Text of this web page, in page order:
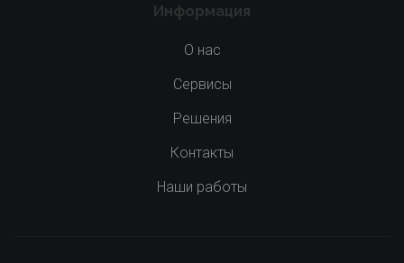
Информация
О нас
Сервисы
Решения
Контакты
Наши работы